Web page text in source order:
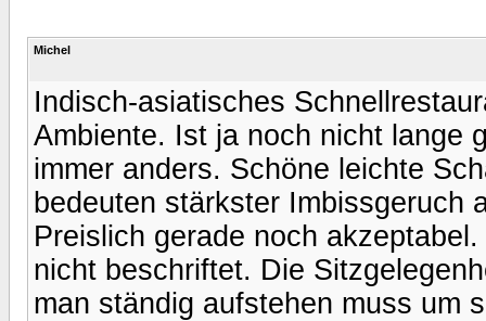
Michel
Indisch-asiatisches
Ambiente. Ist ja noch nicht lange
immer anders. Schöne leichte
bedeuten stärkster Imbissgeruch
Preislich gerade noch
nicht beschriftet. Die
man ständig aufstehen muss um